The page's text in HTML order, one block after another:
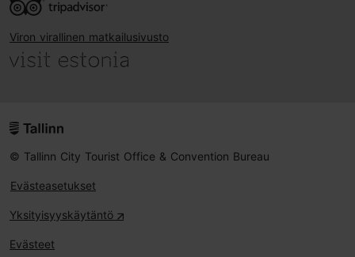
Viron virallinen matkailusivusto
© Tallinn City Tourist Office & Convention Bureau
Evästeasetukset
Yksityisyyskäytäntö
Evästeet